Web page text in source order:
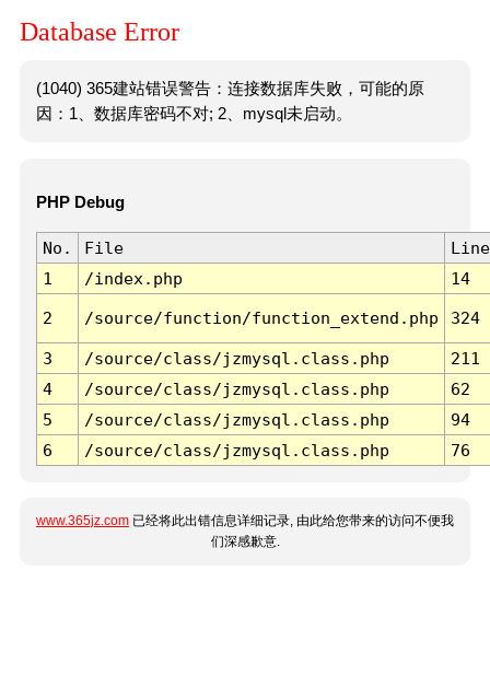
Database Error
(1040) 365建站错误警告：连接数据库失败，可能的原
因：1、数据库密码不对; 2、mysql未启动。
PHP Debug
No. File
Line
1
/index.php 14
2 /source/function/function_extend.php 324
3 /source/class/jzmysql.class.php
211
4
/source/class/jzmysql.class.php
62
5
/source/class/jzmysql.class.php
94
6
/source/class/jzmysql.class.php 76
www.365jz.com 已经将此出错信息详细记录, 由此给您带来的访问不便我
们深感歉意.